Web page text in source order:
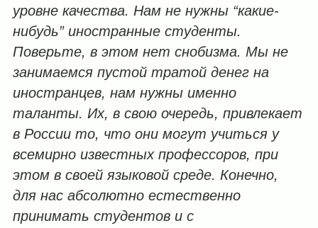
уровне качества. Нам не нужны “какие-
нибудь” иностранные студенты.
Поверьте, в этом нет снобизма. Мы не
занимаемся пустой тратой денег на
иностранцев, нам нужны именно
таланты. Их, в свою очередь, привлекает
в России то, что они могут учиться у
всемирно известных профессоров, при
этом в своей языковой среде. Конечно,
для нас абсолютно естественно
принимать студентов и с